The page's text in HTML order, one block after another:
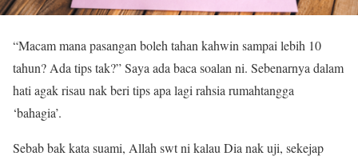
“Macam mana pasangan boleh tahan kahwin sampai lebih 10
tahun? Ada tips tak?” Saya ada baca soalan ni. Sebenarnya dalam
hati agak risau nak beri tips apa lagi rahsia rumahtangga
‘bahagia’.
Sebab bak kata suami, Allah swt ni kalau Dia nak uji, sekejap